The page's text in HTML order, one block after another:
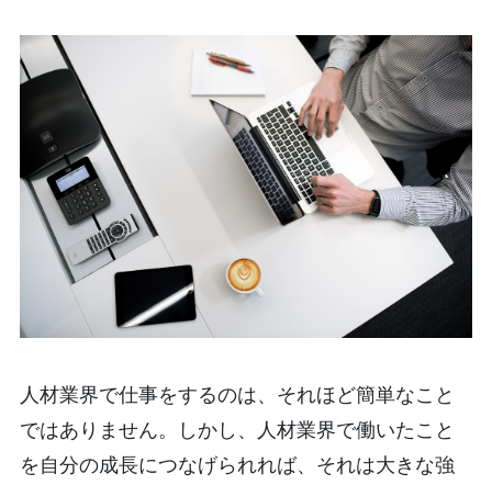
人材業界で仕事をするのは、それほど簡単なこと
ではありません。しかし、人材業界で働いたこと
を自分の成長につなげられれば、それは大きな強